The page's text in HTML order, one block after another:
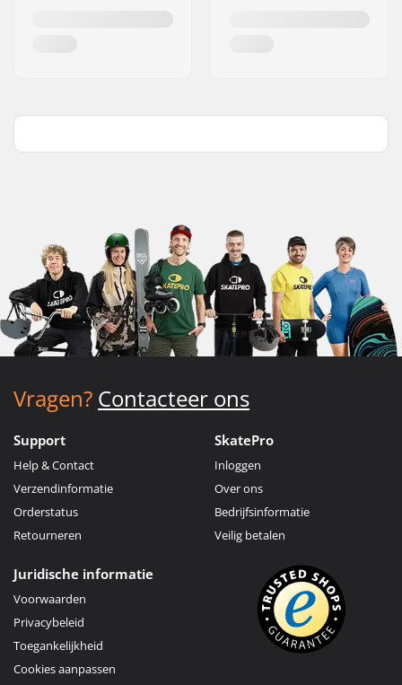
Vragen? Contacteer ons
Support
Help & Contact
Verzendinformatie
Orderstatus
Retourneren
SkatePro
Inloggen
Over ons
Bedrijfsinformatie
Veilig betalen
Juridische informatie
Voorwaarden
Privacybeleid
Toegankelijkheid
Cookies aanpassen